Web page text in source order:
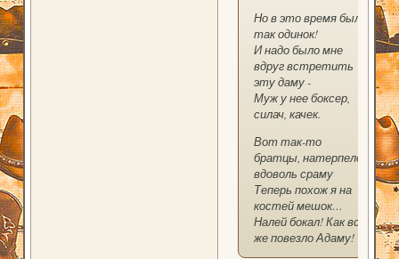
Но в это время был
так одинок!
И надо было мне
вдруг встретить
эту даму -
Муж у нее боксер,
силач, качек.
Вот так-то
братцы, натерпелся
вдоволь сраму
Теперь похож я на
костей мешок…
Налей бокал! Как все
же повезло Адаму!